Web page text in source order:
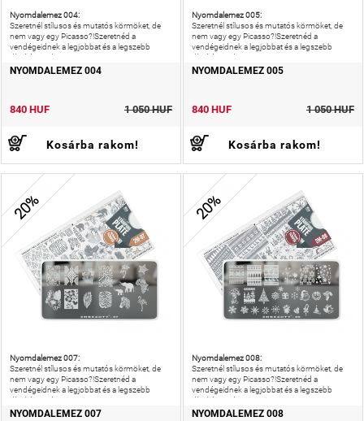
Nyomdalemez 004:
Szeretnél stílusos és mutatós körmöket, de
nem vagy egy Picasso?!Szeretnéd a
vendégeidnek a legjobbat és a legszebb
díszítést nyújtani?!
NYOMDALEMEZ 004
840 HUF 1 050 HUF
Kosárba rakom!
Nyomdalemez 005:
Szeretnél stílusos és mutatós körmöket, de
nem vagy egy Picasso?!Szeretnéd a
vendégeidnek a legjobbat és a legszebb
díszítést nyújtani?!
NYOMDALEMEZ 005
840 HUF 1 050 HUF
Kosárba rakom!
20%
Nyomdalemez 007:
Szeretnél stílusos és mutatós körmöket, de
nem vagy egy Picasso?!Szeretnéd a
vendégeidnek a legjobbat és a legszebb
díszítést nyújtani?!
NYOMDALEMEZ 007
20%
Nyomdalemez 008:
Szeretnél stílusos és mutatós körmöket, de
nem vagy egy Picasso?!Szeretnéd a
vendégeidnek a legjobbat és a legszebb
díszítést nyújtani?!
NYOMDALEMEZ 008